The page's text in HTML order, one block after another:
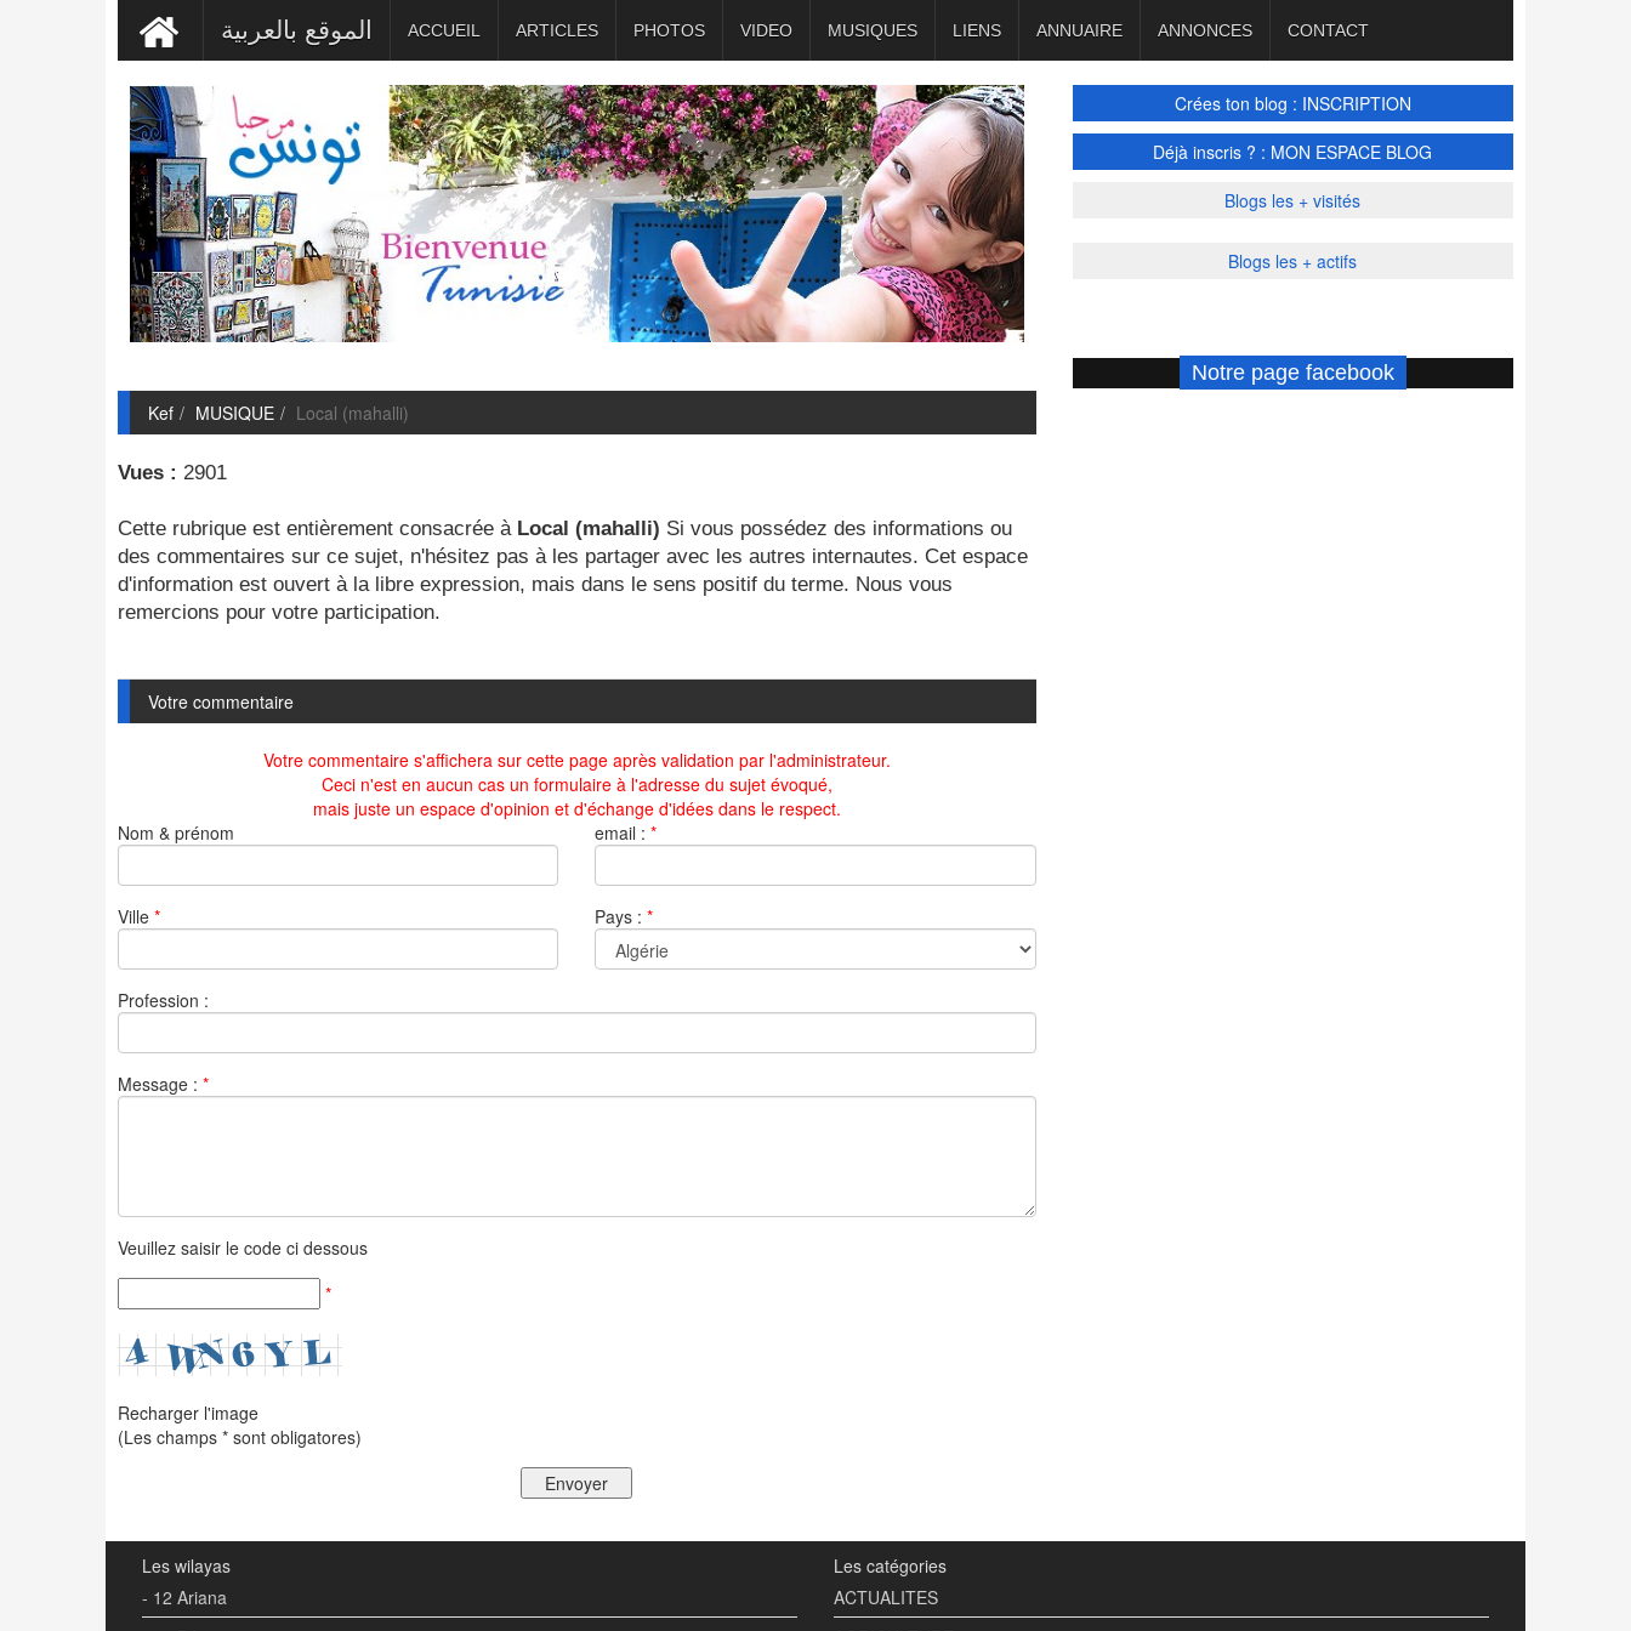
الموقع بالعربية ACCUEIL ARTICLES PHOTOS VIDEO MUSIQUES LIENS ANNUAIRE ANNONCES CONTACT
Kef MUSIQUE Local (mahalli)
Vues : 2901
Cette rubrique est entièrement consacrée à Local (mahalli) Si vous possédez des informations ou
des commentaires sur ce sujet, n'hésitez pas à les partager avec les autres internautes. Cet espace
d'information est ouvert à la libre expression, mais dans le sens positif du terme. Nous vous
remercions pour votre participation.
Votre commentaire
Votre commentaire s'affichera sur cette page après validation par l'administrateur.
Ceci n'est en aucun cas un formulaire à l'adresse du sujet évoqué,
mais juste un espace d'opinion et d'échange d'idées dans le respect.
Nom & prénom
email :*
Ville * Pays :*
Profession :
Message : *
Veuillez saisir le code ci dessous
*
Recharger l'image
(Les champs * sont obligatores)
Crées ton blog : INSCRIPTION
Déjà inscris ? : MON ESPACE BLOG
Blogs les + visités
Blogs les + actifs
Notre page facebook
Les wilayas
- 12 Ariana
Les catégories
ACTUALITES